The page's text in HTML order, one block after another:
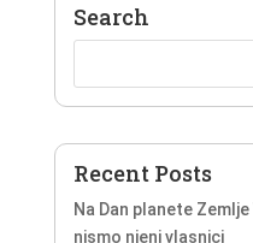
Search
Recent Posts
Na Dan planete
nismo njeni vlasnici